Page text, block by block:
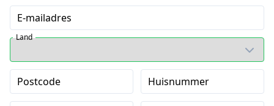
E-mailadres
Land
Postcode Huisnummer